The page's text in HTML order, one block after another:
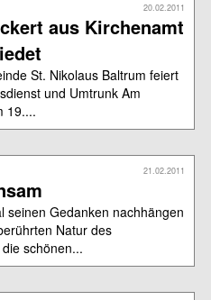
20.02.2011
aus Kirchenamt
St. Nikolaus Baltrum feiert
und Umtrunk Am
19....
21.02.2011
seinen Gedanken nachhängen
Natur des
schönen...